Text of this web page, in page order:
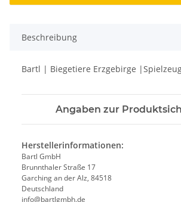
Beschreibung
Bartl | Biegetiere Erzgebirge
Angaben zur
Herstellerinformationen:
Bartl GmbH
Brunnthaler Straße 17
Garching an der Alz, 84518
Deutschland
info@bartlgmbh.de